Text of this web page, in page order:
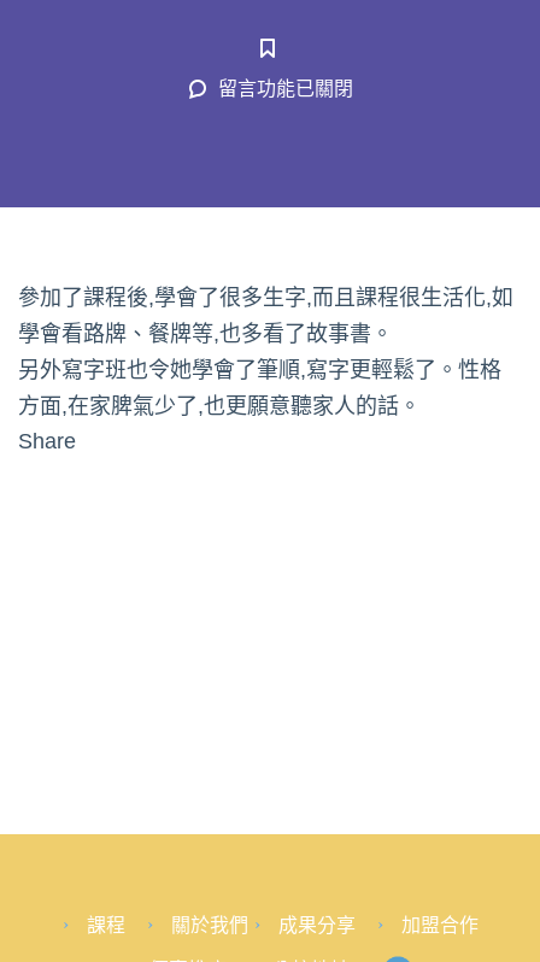
在
學
習
時
間:16
留言功能已關閉
參加了課程後,學會了很多生字,而且課程很生活化,如
學會看路牌、餐牌等,也多看了故事書。
另外寫字班也令她學會了筆順,寫字更輕鬆了。性格
方面,在家脾氣少了,也更願意聽家人的話。
Share
課程 關於我們 成果分享 加盟合作